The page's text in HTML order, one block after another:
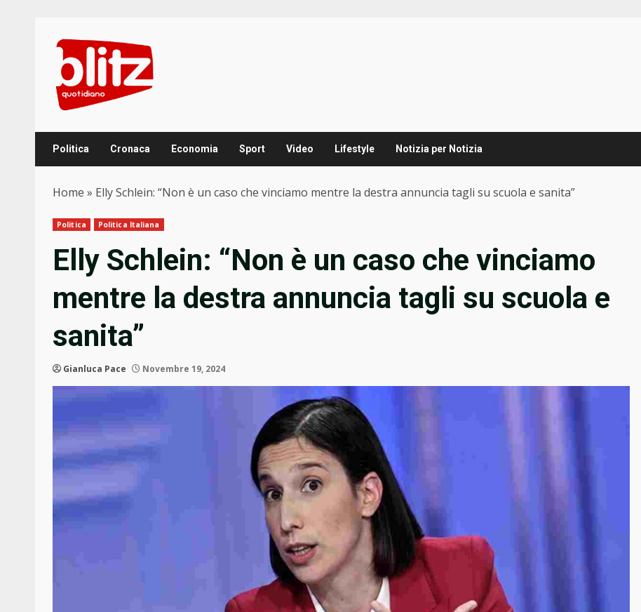
content
Politica Cronaca Economia Sport Video Lifestyle Notizia per Notizia
Home » Elly Schlein: “Non è un caso che vinciamo mentre la destra annuncia tagli su scuola e sanita”
Politica Politica Italiana
Elly Schlein: “Non è un caso che vinciamo
mentre la destra annuncia tagli su scuola e
sanita”
Gianluca Pace Novembre 19, 2024